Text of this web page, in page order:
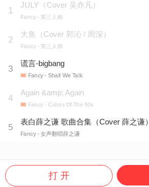
1
JULY（Cover 吴亦凡）
Fancy - 第三人称
2
大鱼（Cover 郭沁 / 周深）
Fancy - 第三人称
3
谎言-bigbang
Fancy- Shall We Talk
4
Again &amp; Again
Fancy - Colors Of The 80s
5
表白薛之谦 歌曲合集（Cover 薛之谦）
Fancy- 女声翻唱薛之谦
打 开